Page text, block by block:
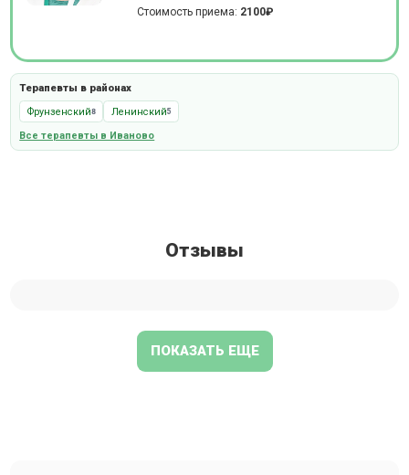
Стоимость приема: 2100₽
Терапевты в районах
Фрунзенский8 Ленинский5
Все терапевты в Иваново
Отзывы
ПОКАЗАТЬ ЕЩЕ